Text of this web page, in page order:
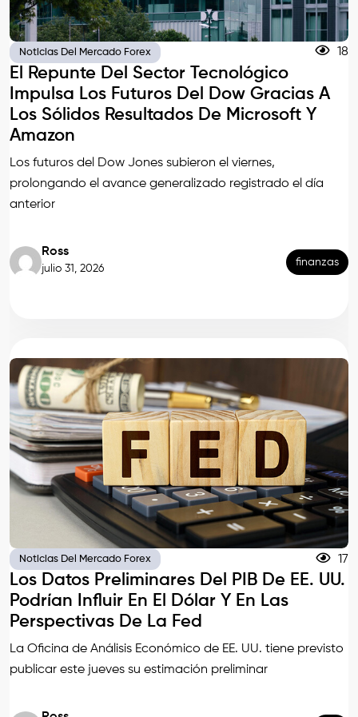
Noticias Del Mercado Forex 18
El Repunte Del Sector Tecnológico
Impulsa Los Futuros Del Dow Gracias A
Los Sólidos Resultados De Microsoft Y
Amazon
Los futuros del Dow Jones subieron el viernes,
prolongando el avance generalizado registrado el día
anterior
Ross
julio 31, 2026
finanzas
Noticias Del Mercado Forex 17
Los Datos Preliminares Del PIB De EE. UU.
Podrían Influir En El Dólar Y En Las
Perspectivas De La Fed
La Oficina de Análisis Económico de EE. UU. tiene previsto
publicar este jueves su estimación preliminar